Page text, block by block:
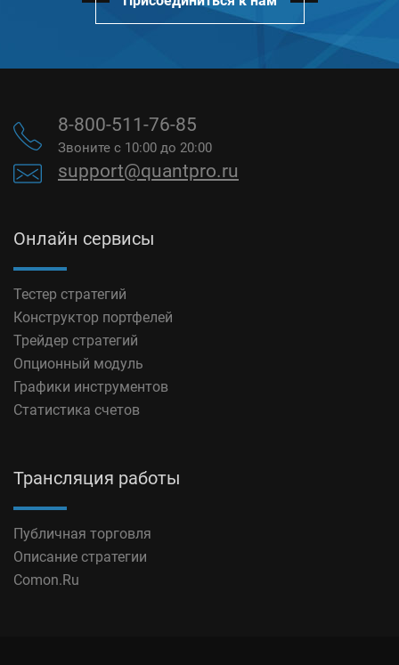
8-800-511-76-85
Звоните с 10:00 до 20:00
support@quantpro.ru
Онлайн сервисы
Тестер стратегий
Конструктор портфелей
Трейдер стратегий
Опционный модуль
Графики инструментов
Статистика счетов
Трансляция работы
Публичная торговля
Описание стратегии
Comon.Ru